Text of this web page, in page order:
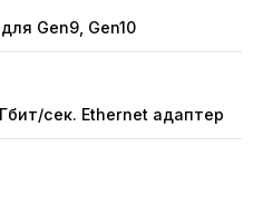
Gen9, Gen10
сек. Ethernet адаптер